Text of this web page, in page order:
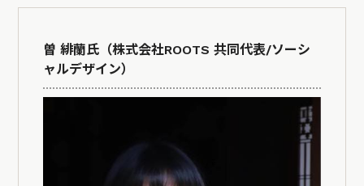
曽 緋蘭氏（株式会社ROOTS 共同代表/ソーシ
ャルデザイン）